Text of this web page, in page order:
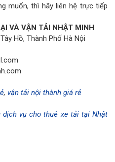
muốn, thì hãy liên hệ trực tiếp
VÀ VẬN TẢI NHẬT MINH
Hồ, Thành Phố Hà Nội
, vận tải nội thành giá rẻ
dịch vụ cho thuê xe tải tại Nhật